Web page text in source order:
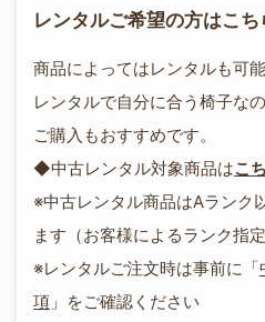
レンタルご希望の方はこち
商品によってはレンタルも可能
レンタルで自分に合う椅子な
ご購入もおすすめです。
◆中古レンタル対象商品はこ
※中古レンタル商品はAランク
ます（お客様によるランク指
※レンタルご注文時は事前に「
項 」をご確認ください